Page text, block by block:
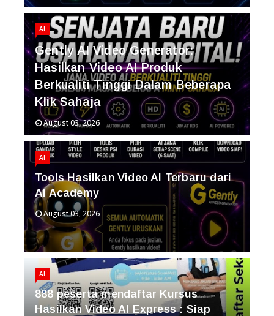
AI
Gently AI Video Generator:
Hasilkan Video AI Produk
Berkualiti Tinggi Dalam Beberapa
Klik Sahaja
August 03, 2026
AI
Tools Hasilkan Video AI Terbaru dari
AI Academy
August 03, 2026
AI
888 peserta mendaftar Kursus
Hasilkan Video AI Express : Siap